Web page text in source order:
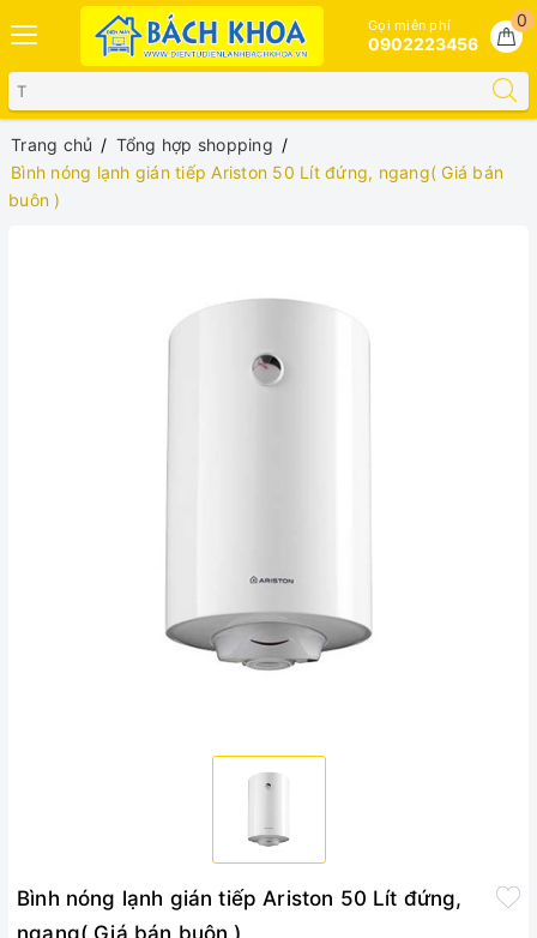
0
Gọi miễn phí
0902223456
Trang chủ
Tổng hợp shopping
Bình nóng lạnh gián tiếp Ariston 50 Lít đứng, ngang( Giá bán
buôn )
Bình nóng lạnh gián tiếp Ariston 50 Lít đứng,
ngang( Giá bán buôn )